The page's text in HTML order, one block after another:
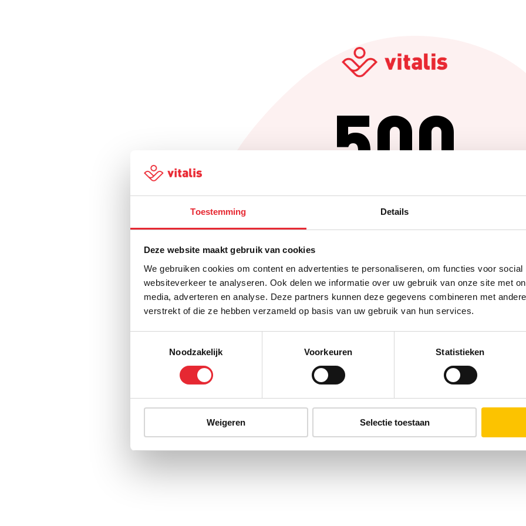
Toestemming Details
Deze website maakt gebruik van cookies
We gebruiken cookies om content en advertenties te personaliseren, om functies voor
websiteverkeer te analyseren. Ook delen we informatie over uw gebruik van onze site met
media, adverteren en analyse. Deze partners kunnen deze gegevens combineren met
verstrekt of die ze hebben verzameld op basis van uw gebruik van hun services.
Noodzakelijk
Voorkeuren Statistieken
Weigeren Selectie toestaan
500
Er is iets fout gegaan
Probeer het later opnieuw of ga terug naar de homepagina.
Home